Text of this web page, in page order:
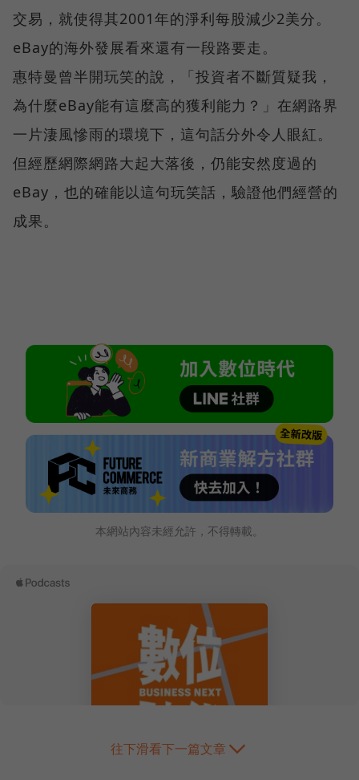
交易，就使得其2001年的淨利每股減少2美分。
eBay的海外發展看來還有一段路要走。
惠特曼曾半開玩笑的說，「投資者不斷質疑我，
為什麼eBay能有這麼高的獲利能力？」在網路界
一片淒風慘雨的環境下，這句話分外令人眼紅。
但經歷網際網路大起大落後，仍能安然度過的
eBay，也的確能以這句玩笑話，驗證他們經營的
成果。
本網站內容未經允許，不得轉載。
往下滑看下一篇文章